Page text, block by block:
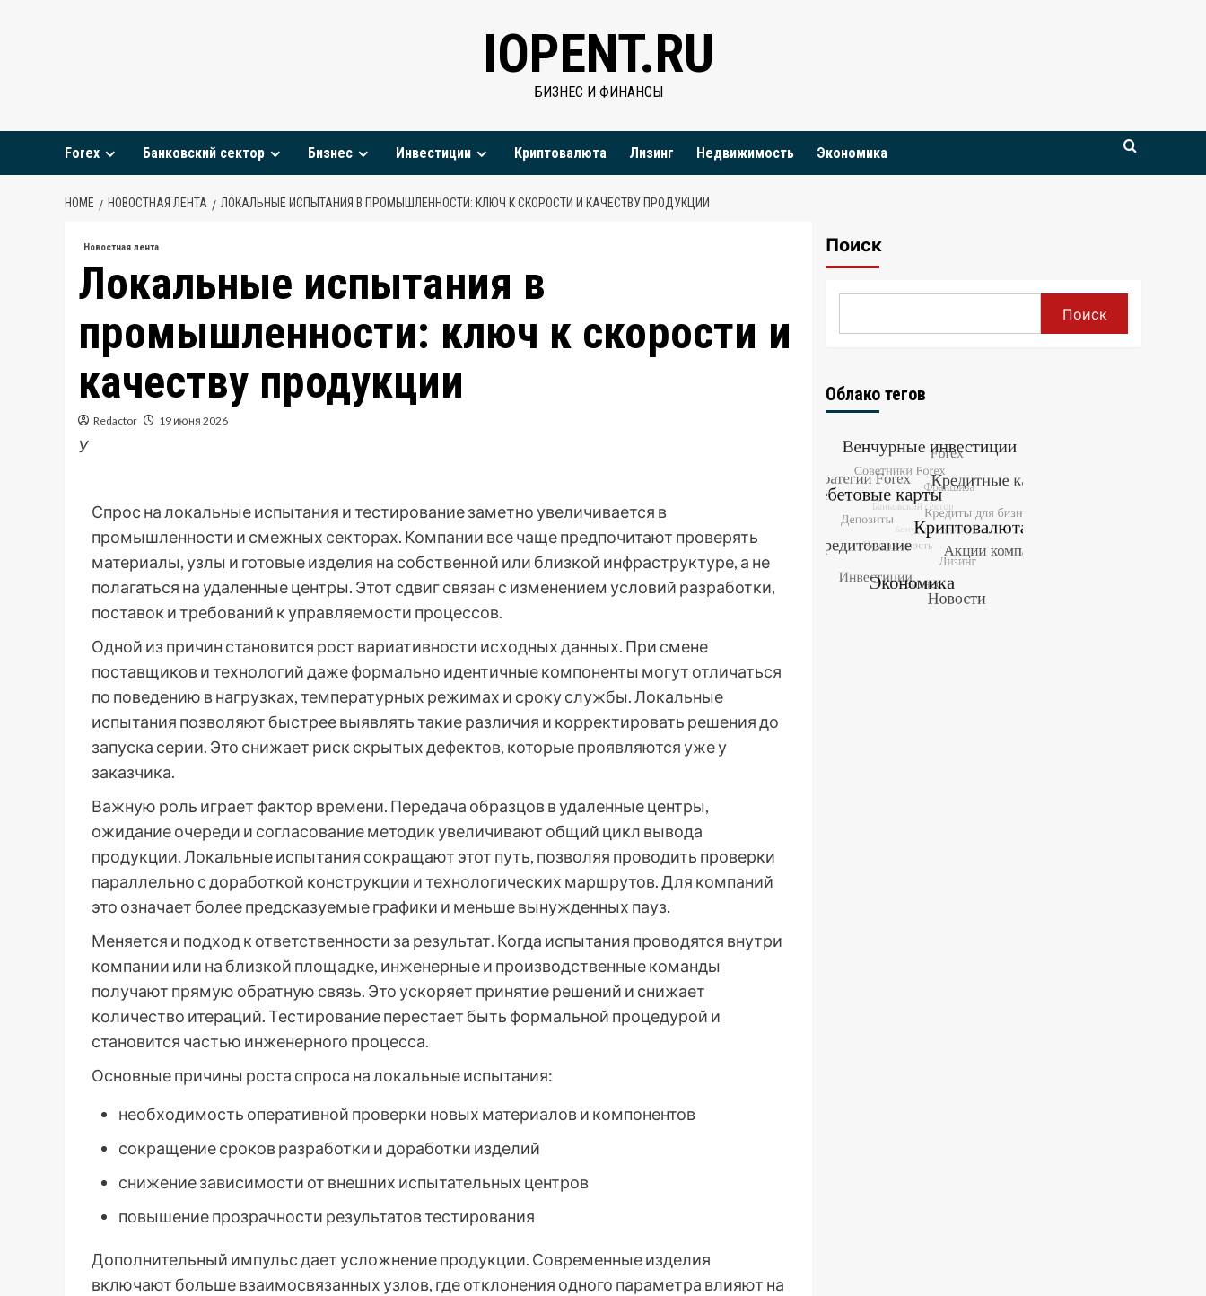
IOPENT.RU
БИЗНЕС И ФИНАНСЫ
Forex Банковский сектор Бизнес Инвестиции Криптовалюта Лизинг Недвижимость Экономика
HOME НОВОСТНАЯ ЛЕНТА ЛОКАЛЬНЫЕ ИСПЫТАНИЯ В ПРОМЫШЛЕННОСТИ: КЛЮЧ К СКОРОСТИ И КАЧЕСТВУ ПРОДУКЦИИ
Новостная лента
Локальные испытания в
промышленности: ключ к скорости и
качеству продукции
Redactor 19 июня 2026
У
Спрос на локальные испытания и тестирование заметно увеличивается в
промышленности и смежных секторах. Компании все чаще предпочитают проверять
материалы, узлы и готовые изделия на собственной или близкой инфраструктуре, а не
полагаться на удаленные центры. Этот сдвиг связан с изменением условий разработки,
поставок и требований к управляемости процессов.
Одной из причин становится рост вариативности исходных данных. При смене
поставщиков и технологий даже формально идентичные компоненты могут отличаться
по поведению в нагрузках, температурных режимах и сроку службы. Локальные
испытания позволяют быстрее выявлять такие различия и корректировать решения до
запуска серии. Это снижает риск скрытых дефектов, которые проявляются уже у
заказчика.
Важную роль играет фактор времени. Передача образцов в удаленные центры,
ожидание очереди и согласование методик увеличивают общий цикл вывода
продукции. Локальные испытания сокращают этот путь, позволяя проводить проверки
параллельно с доработкой конструкции и технологических маршрутов. Для компаний
это означает более предсказуемые графики и меньше вынужденных пауз.
Меняется и подход к ответственности за результат. Когда испытания проводятся внутри
компании или на близкой площадке, инженерные и производственные команды
получают прямую обратную связь. Это ускоряет принятие решений и снижает
количество итераций. Тестирование перестает быть формальной процедурой и
становится частью инженерного процесса.
Основные причины роста спроса на локальные испытания:
необходимость оперативной проверки новых материалов и компонентов
сокращение сроков разработки и доработки изделий
снижение зависимости от внешних испытательных центров
повышение прозрачности результатов тестирования
Дополнительный импульс дает усложнение продукции. Современные изделия
включают больше взаимосвязанных узлов, где отклонения одного параметра влияют на
Поиск
Поиск
Облако тегов